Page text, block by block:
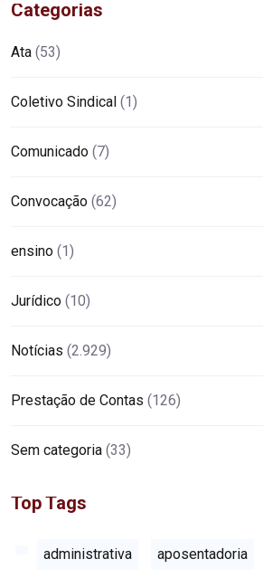
Categorias
Ata (53)
Coletivo Sindical (1)
Comunicado (7)
Convocação (62)
ensino (1)
Jurídico (10)
Notícias (2.929)
Prestação de Contas (126)
Sem categoria (33)
Top Tags
administrativa aposentadoria